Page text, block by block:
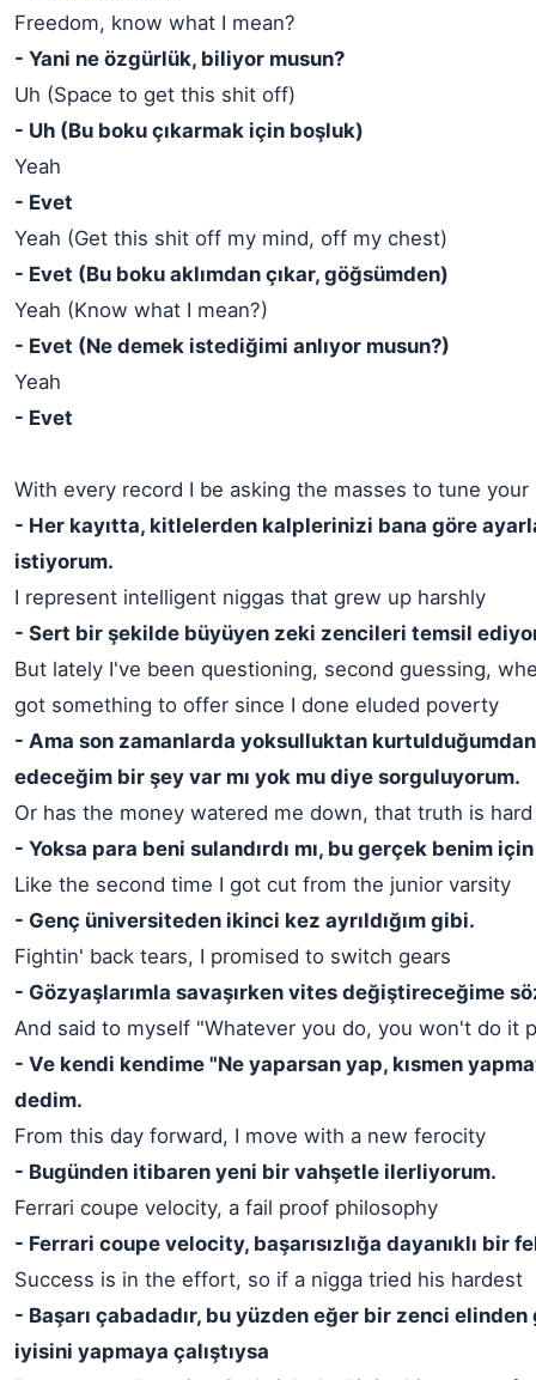
Freedom, know what I mean?
- Yani ne özgürlük, biliyor musun?
Uh (Space to get this shit off)
- Uh (Bu boku çıkarmak için boşluk)
Yeah
- Evet
Yeah (Get this shit off my mind, off my chest)
- Evet (Bu boku aklımdan çıkar, göğsümden)
Yeah (Know what I mean?)
- Evet (Ne demek istediğimi anlıyor musun?)
Yeah
- Evet
With every record I be asking the masses to tune
- Her kayıtta, kitlelerden kalplerinizi bana göre
istiyorum.
I represent intelligent niggas that grew up harshly
- Sert bir şekilde büyüyen zeki zencileri temsil
But lately I've been questioning, second guessing,
got something to offer since I done eluded poverty
- Ama son zamanlarda yoksulluktan
edeceğim bir şey var mı yok mu diye sorguluyorum.
Or has the money watered me down, that truth is
- Yoksa para beni sulandırdı mı, bu gerçek benim
Like the second time I got cut from the junior varsity
- Genç üniversiteden ikinci kez ayrıldığım gibi.
Fightin' back tears, I promised to switch gears
- Gözyaşlarımla savaşırken vites değiştireceğime
And said to myself "Whatever you do, you won't do it
- Ve kendi kendime "Ne yaparsan yap, kısmen
dedim.
From this day forward, I move with a new ferocity
- Bugünden itibaren yeni bir vahşetle ilerliyorum.
Ferrari coupe velocity, a fail proof philosophy
- Ferrari coupe velocity, başarısızlığa dayanıklı bir
Success is in the effort, so if a nigga tried his hardest
- Başarı çabadadır, bu yüzden eğer bir zenci elinden
iyisini yapmaya çalıştıysa